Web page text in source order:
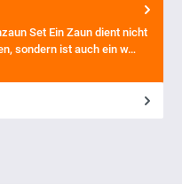
Set Ein Zaun dient nicht
sondern ist auch ein w…